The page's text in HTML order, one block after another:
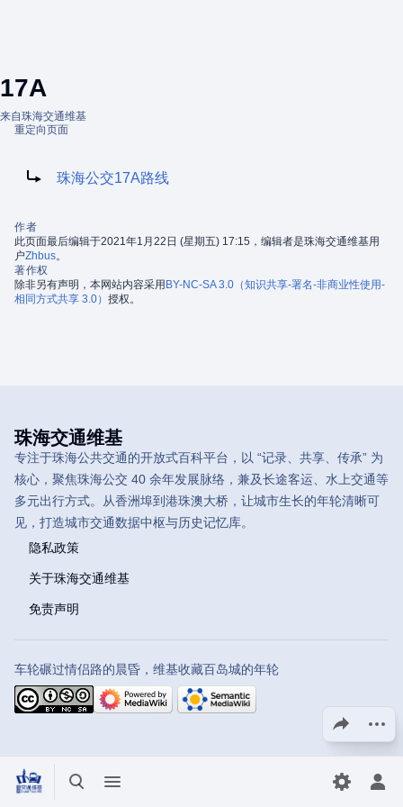
打开/关闭搜索
打开/关闭菜单 切换首选
打
17A
来自珠海交通维基
分享此页面
重定向页面
珠海公交17A路线
作者
此页面最后编辑于2021年1月22日 (星期五) 17:15，编辑者是珠海交通维基用
户Zhbus。
著作权
除非另有声明，本网站内容采用 BY-NC-SA 3.0（知识共享-署名-非商业性使用-
相同方式共享 3.0） 授权。
珠海交通维基
专注于珠海公共交通的开放式百科平台，以 “记录、共享、传承” 为
核心，聚焦珠海公交 40 余年发展脉络，兼及长途客运、水上交通等
多元出行方式。从香洲埠到港珠澳大桥，让城市生长的年轮清晰可
见，打造城市交通数据中枢与历史记忆库。
隐私政策
关于珠海交通维基
免责声明
车轮碾过情侣路的晨昏，维基收藏百岛城的年轮